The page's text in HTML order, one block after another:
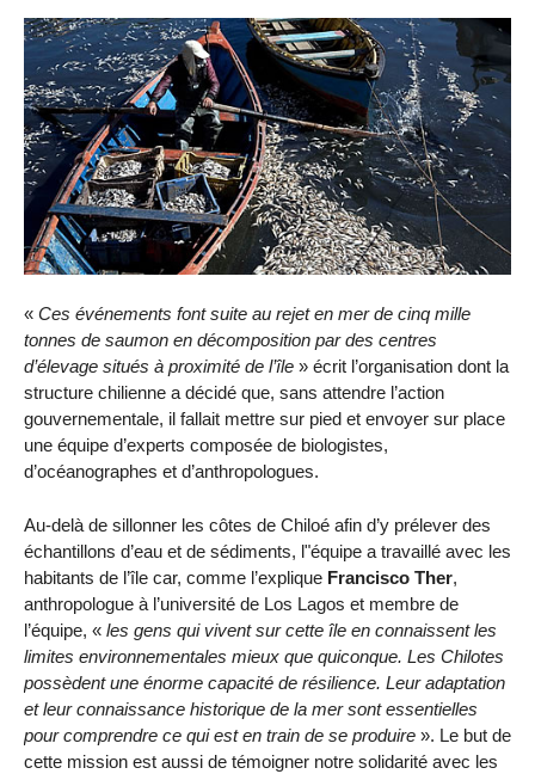
« Ces événements font suite au rejet en mer de cinq mille
tonnes de saumon en décomposition par des centres
d’élevage situés à proximité de l’île » écrit l’organisation dont la
structure chilienne a décidé que, sans attendre l’action
gouvernementale, il fallait mettre sur pied et envoyer sur place
une équipe d’experts composée de biologistes,
d’océanographes et d’anthropologues.
Au-delà de sillonner les côtes de Chiloé afin d’y prélever des
échantillons d’eau et de sédiments, l"équipe a travaillé avec les
habitants de l’île car, comme l’explique Francisco Ther,
anthropologue à l’université de Los Lagos et membre de
l’équipe, « les gens qui vivent sur cette île en connaissent les
limites environnementales mieux que quiconque. Les Chilotes
possèdent une énorme capacité de résilience. Leur adaptation
et leur connaissance historique de la mer sont essentielles
pour comprendre ce qui est en train de se produire ». Le but de
cette mission est aussi de témoigner notre solidarité avec les